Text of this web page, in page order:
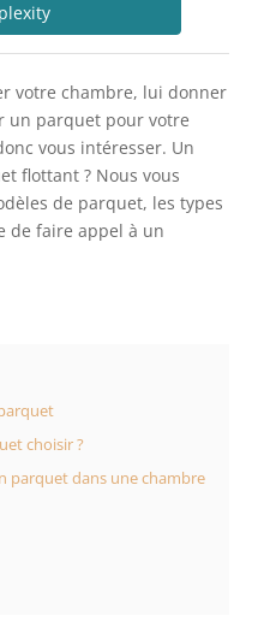
votre chambre, lui donner
un parquet pour votre
vous intéresser. Un
flottant ? Nous vous
de parquet, les types
de faire appel à un
choisir ?
parquet dans une chambre